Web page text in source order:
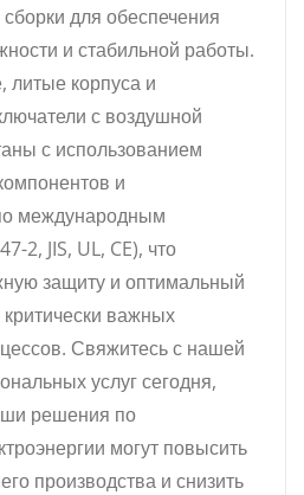
для обеспечения
и стабильной работы.
корпуса и
с воздушной
с использованием
и
международным
2, JIS, UL, CE), что
защиту и оптимальный
важных
Свяжитесь с нашей
услуг сегодня,
решения по
могут повысить
производства и снизить